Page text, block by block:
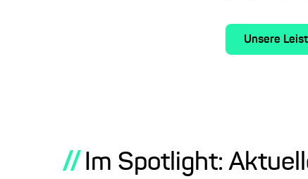
Unsere
// Im Spotlight: